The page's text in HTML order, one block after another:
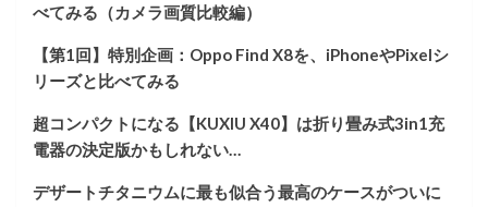
（リ
レ
ク
タ
ー
剥
が
べてみる（カメラ画質比較編）
【第1回】特別企画：Oppo Find X8を、iPhoneやPixelシ
リーズと比べてみる
超コンパクトになる【KUXIU X40】は折り畳み式3in1充
電器の決定版かもしれない…
デザートチタニウムに最も似合う最高のケースがついに